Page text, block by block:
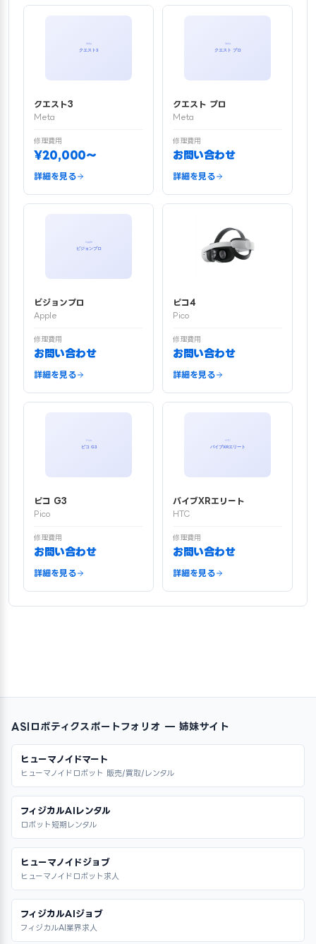
クエスト3
Meta
修理費用
¥20,000〜
詳細を見る
クエスト プロ
Meta
修理費用
お問い合わせ
詳細を見る
ビジョンプロ
Apple
修理費用
お問い合わせ
詳細を見る
ピコ4
Pico
修理費用
お問い合わせ
詳細を見る
ピコ G3
Pico
修理費用
お問い合わせ
詳細を見る
バイブXRエリート
HTC
修理費用
お問い合わせ
詳細を見る
ASIロボティクスポートフォリオ — 姉妹サイト
ヒューマノイドマート
ヒューマノイドロボット 販売/買取/レンタル
フィジカルAIレンタル
ロボット短期レンタル
ヒューマノイドジョブ
ヒューマノイドロボット求人
フィジカルAIジョブ
フィジカルAI業界求人